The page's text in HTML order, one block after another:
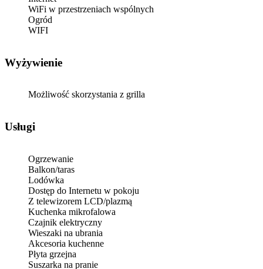
WiFi w przestrzeniach wspólnych
Ogród
WIFI
Wyżywienie
Możliwość skorzystania z grilla
Usługi
Ogrzewanie
Balkon/taras
Lodówka
Dostęp do Internetu w pokoju
Z telewizorem LCD/plazmą
Kuchenka mikrofalowa
Czajnik elektryczny
Wieszaki na ubrania
Akcesoria kuchenne
Płyta grzejna
Suszarka na pranie